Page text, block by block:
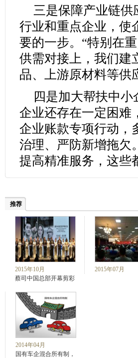
三是保障产业链
行业和重点企业，使
要的一步。“特别在
供需对接上，我们建
品、上游原材料等供
四是加大帮扶中
企业还存在一定困难
企业账款专项行动，
治理、严防新增拖欠
提高精准服务，这些
推荐
2015年10月
蔡司中国总部开幕剪彩
2015年07月
2014年04月
国有车企混合所有制，